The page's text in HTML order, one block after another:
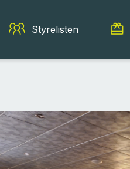
Styrelisten